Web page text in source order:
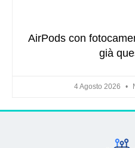
AirPods con
già
4 Agosto 2026